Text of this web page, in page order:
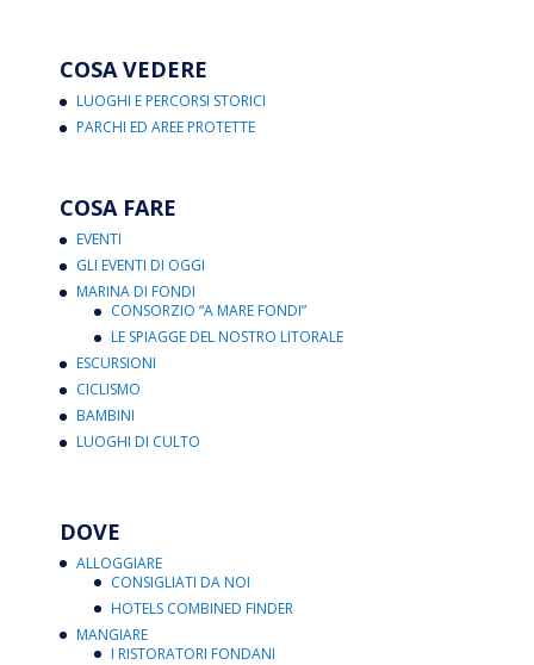
COSA VEDERE
LUOGHI E PERCORSI STORICI
PARCHI ED AREE PROTETTE
COSA FARE
EVENTI
GLI EVENTI DI OGGI
MARINA DI FONDI
CONSORZIO “A MARE FONDI”
LE SPIAGGE DEL NOSTRO LITORALE
ESCURSIONI
CICLISMO
BAMBINI
LUOGHI DI CULTO
DOVE
ALLOGGIARE
CONSIGLIATI DA NOI
HOTELS COMBINED FINDER
MANGIARE
I RISTORATORI FONDANI